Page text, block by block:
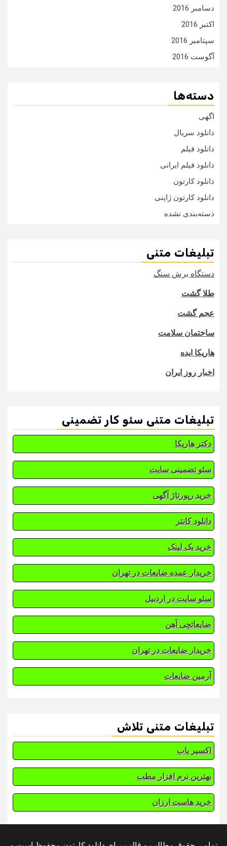
دسامبر 2016
اکتبر 2016
سپتامبر 2016
آگوست 2016
دسته‌ها
اگهی
دانلود سریال
دانلود فیلم
دانلود فیلم ایرانی
دانلود کارتون
دانلود کارتون ژاپنی
دسته‌بندی نشده
تبلیغات متنی
دستگاه برش سنگ
طلا گشت
عجم گشت
ساختمان سلامت
هاریکا ایده
اخبار روز ایران
تبلیغات متنی سئو کار تضمینی
دکتر هاریکا
سئو تضمینی سایت
خرید رپورتاژ آگهی
دانلود کانتر
خرید بک لینک
خریدار عمده ضایعات در تهران
سئو سایت در اردبیل
ضایعاتچی آهن
خریدار ضایعات در تهران
آرمین ضایعات
تبلیغات متنی تلاش
اکسیر یاب
بهترین نرم افزار مطب
خرید هاست ارزان